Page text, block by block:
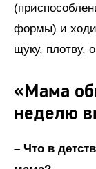
формы) и
щуку, плотву,
«Мама
неделю
– Что в